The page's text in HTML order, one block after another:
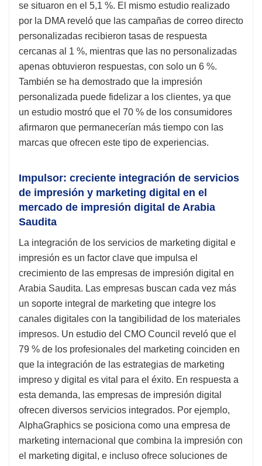
se situaron en el 5,1 %. El mismo estudio realizado
por la DMA reveló que las campañas de correo directo
personalizadas recibieron tasas de respuesta
cercanas al 1 %, mientras que las no personalizadas
apenas obtuvieron respuestas, con solo un 6 %.
También se ha demostrado que la impresión
personalizada puede fidelizar a los clientes, ya que
un estudio mostró que el 70 % de los consumidores
afirmaron que permanecerían más tiempo con las
marcas que ofrecen este tipo de experiencias.
Impulsor: creciente integración de servicios
de impresión y marketing digital en el
mercado de impresión digital de Arabia
Saudita
La integración de los servicios de marketing digital e
impresión es un factor clave que impulsa el
crecimiento de las empresas de impresión digital en
Arabia Saudita. Las empresas buscan cada vez más
un soporte integral de marketing que integre los
canales digitales con la tangibilidad de los materiales
impresos. Un estudio del CMO Council reveló que el
79 % de los profesionales del marketing coinciden en
que la integración de las estrategias de marketing
impreso y digital es vital para el éxito. En respuesta a
esta demanda, las empresas de impresión digital
ofrecen diversos servicios integrados. Por ejemplo,
AlphaGraphics se posiciona como una empresa de
marketing internacional que combina la impresión con
el marketing digital, e incluso ofrece soluciones de